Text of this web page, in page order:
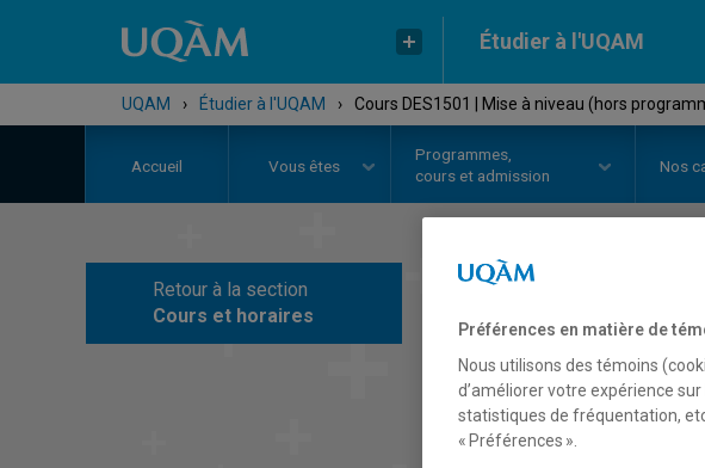
Étudier à l'UQAM
UQAM › Étudier à l'UQAM › Cours DES1501 | Mise à niveau (hors
Accueil Vous êtes
Programmes,
cours et admission
Nos
Retour à la section
Cours et horaires
COURS
Description
Préférences en matière de
Nous utilisons des témoins
d’améliorer votre expérience
statistiques de fréquentation,
« Préférences ».